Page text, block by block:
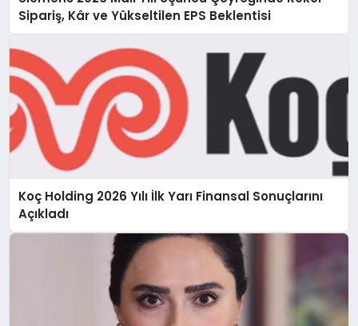
Sipariş, Kâr ve Yükseltilen EPS Beklentisi
Koç Holding 2026 Yılı İlk Yarı Finansal Sonuçlarını
Açıkladı